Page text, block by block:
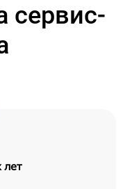
сервис-